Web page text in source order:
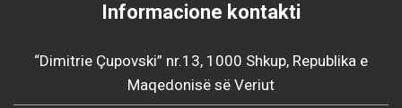
Informacione kontakti
“Dimitrie Çupovski” nr.13, 1000 Shkup, Republika e
Maqedonisë së Veriut